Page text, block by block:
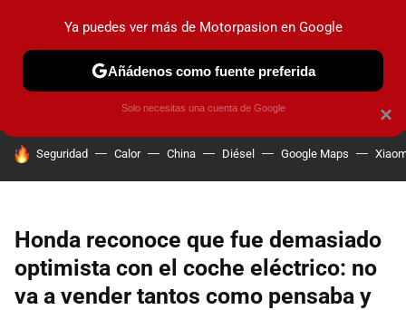
PRUEBAS COCHES ELÉCTRICOS OBSERVATORIO
HOY SE HABLA DE
Seguridad Calor China Diésel Google Maps
Honda reconoce que fue demasiado
optimista con el coche eléctrico: no
va a vender tantos como pensaba y
×
Ya puedes ver más de Motorpasion en Google
Añádenos como fuente preferida
Solo necesitas una cuenta de Google